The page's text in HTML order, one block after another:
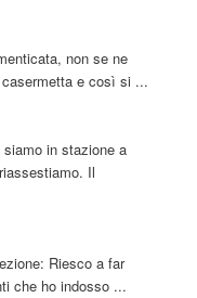
non se ne
casermetta e così si ...
in stazione a
Il
Riesco a far
che ho indosso ...